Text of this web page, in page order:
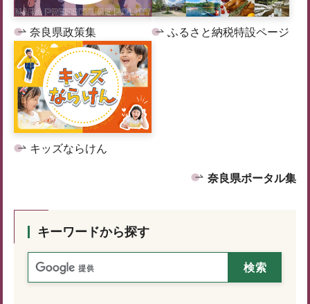
奈良県政策集 ふるさと納税特設ページ
キッズならけん
奈良県ポータル集
キーワードから探す